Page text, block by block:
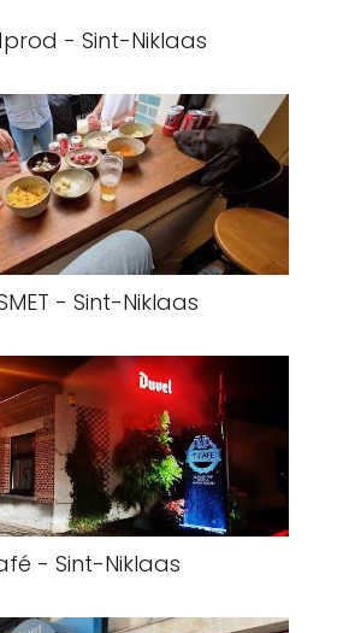
- Sint-Niklaas
- Sint-Niklaas
- Sint-Niklaas